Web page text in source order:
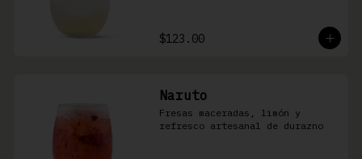
$123.00
Naruto
Fresas maceradas, limón y
refresco artesanal de durazno